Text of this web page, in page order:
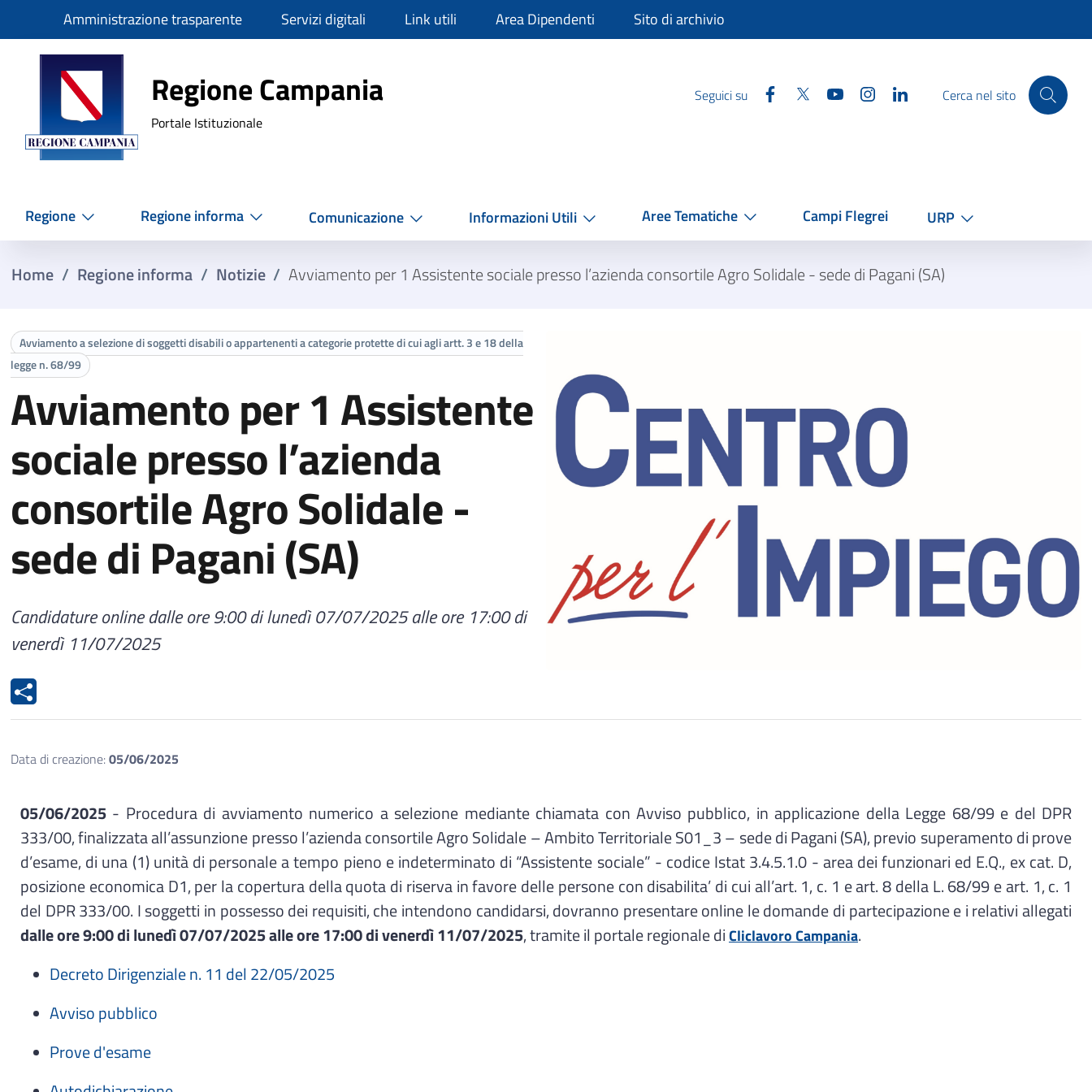
SlimAmministrazione trasparente Servizi digitali Link utili Area Dipendenti Sito di archivio
Regione Campania
Regione Campania
Portale Istituzionale
Seguici su Facebook
Twitter YouTube InstagramLinkedinCerca nel sito
Regione Regione informa Comunicazione Informazioni Utili Aree Tematiche Campi Flegrei URP
Home / Regione informa / Notizie / Avviamento per 1 Assistente sociale presso l’azienda consortile Agro Solidale - sede di Pagani (SA)
Avviamento a selezione di soggetti disabili o appartenenti a categorie protette di cui agli artt. 3 e 18 della
legge n. 68/99
Avviamento per 1 Assistente
sociale presso l’azienda
consortile Agro Solidale -
sede di Pagani (SA)
Candidature online dalle ore 9:00 di lunedì 07/07/2025 alle ore 17:00 di
venerdì 11/07/2025
Data di creazione:05/06/2025
05/06/2025 - Procedura di avviamento numerico a selezione mediante chiamata con Avviso pubblico, in applicazione della Legge 68/99 e del DPR
333/00, finalizzata all’assunzione presso l’azienda consortile Agro Solidale – Ambito Territoriale S01_3 – sede di Pagani (SA), previo superamento di prove
d’esame, di una (1) unità di personale a tempo pieno e indeterminato di “Assistente sociale” - codice Istat 3.4.5.1.0 - area dei funzionari ed E.Q., ex cat. D,
posizione economica D1, per la copertura della quota di riserva in favore delle persone con disabilita’ di cui all’art. 1, c. 1 e art. 8 della L. 68/99 e art. 1, c. 1
del DPR 333/00. I soggetti in possesso dei requisiti, che intendono candidarsi, dovranno presentare online le domande di partecipazione e i relativi allegati
dalle ore 9:00 di lunedì 07/07/2025 alle ore 17:00 di venerdì 11/07/2025, tramite il portale regionale diCliclavoro Campania.
Decreto Dirigenziale n. 11 del 22/05/2025
Avviso pubblico
Prove d'esame